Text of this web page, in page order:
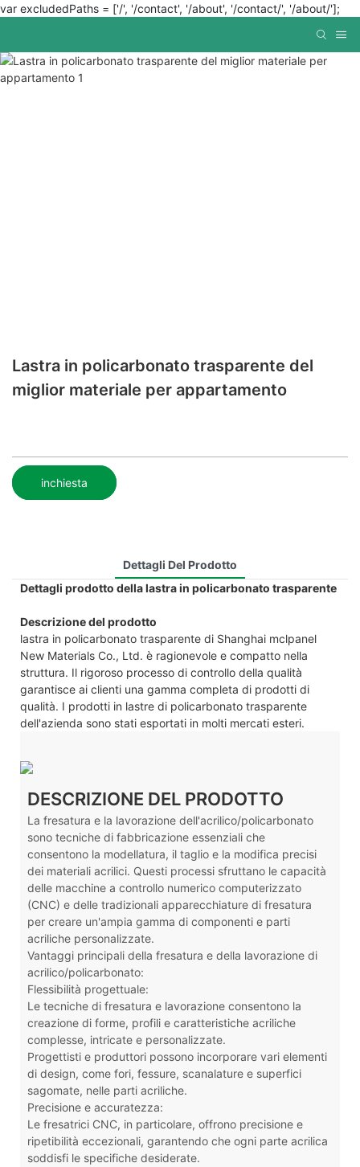
var excludedPaths = ['/', '/contact', '/about', '/contact/', '/about/'];
Lastra in policarbonato trasparente del
miglior materiale per appartamento
inchiesta
Dettagli Del Prodotto
Dettagli prodotto della lastra in policarbonato trasparente
Descrizione del prodotto
lastra in policarbonato trasparente di Shanghai mclpanel
New Materials Co., Ltd. è ragionevole e compatto nella
struttura. Il rigoroso processo di controllo della qualità
garantisce ai clienti una gamma completa di prodotti di
qualità. I prodotti in lastre di policarbonato trasparente
dell'azienda sono stati esportati in molti mercati esteri.
DESCRIZIONE DEL PRODOTTO
La fresatura e la lavorazione dell'acrilico/policarbonato
sono tecniche di fabbricazione essenziali che
consentono la modellatura, il taglio e la modifica precisi
dei materiali acrilici. Questi processi sfruttano le capacità
delle macchine a controllo numerico computerizzato
(CNC) e delle tradizionali apparecchiature di fresatura
per creare un'ampia gamma di componenti e parti
acriliche personalizzate.
Vantaggi principali della fresatura e della lavorazione di
acrilico/policarbonato:
Flessibilità progettuale:
Le tecniche di fresatura e lavorazione consentono la
creazione di forme, profili e caratteristiche acriliche
complesse, intricate e personalizzate.
Progettisti e produttori possono incorporare vari elementi
di design, come fori, fessure, scanalature e superfici
sagomate, nelle parti acriliche.
Precisione e accuratezza:
Le fresatrici CNC, in particolare, offrono precisione e
ripetibilità eccezionali, garantendo che ogni parte acrilica
soddisfi le specifiche desiderate.